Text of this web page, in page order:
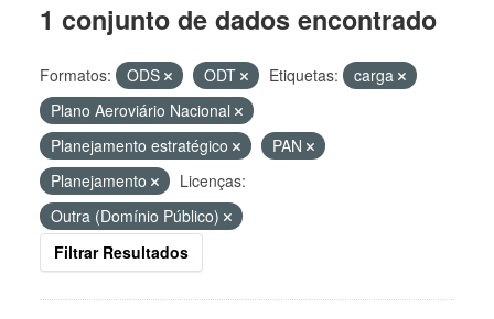
1 conjunto de dados encontrado
Formatos: ODS ODT Etiquetas:
carga
Plano Aeroviário Nacional
Planejamento estratégico
PAN
Planejamento
Licenças:
Outra (Domínio Público)
Filtrar Resultados